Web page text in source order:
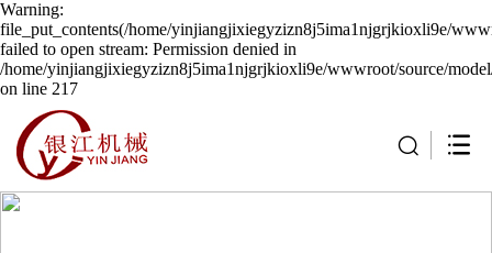
Warning:
file_put_contents(/home/yinjiangjixiegyzizn8j5ima1njgrjkioxli9e/
failed to open stream: Permission denied in
/home/yinjiangjixiegyzizn8j5ima1njgrjkioxli9e/wwwroot/source/
on line 217